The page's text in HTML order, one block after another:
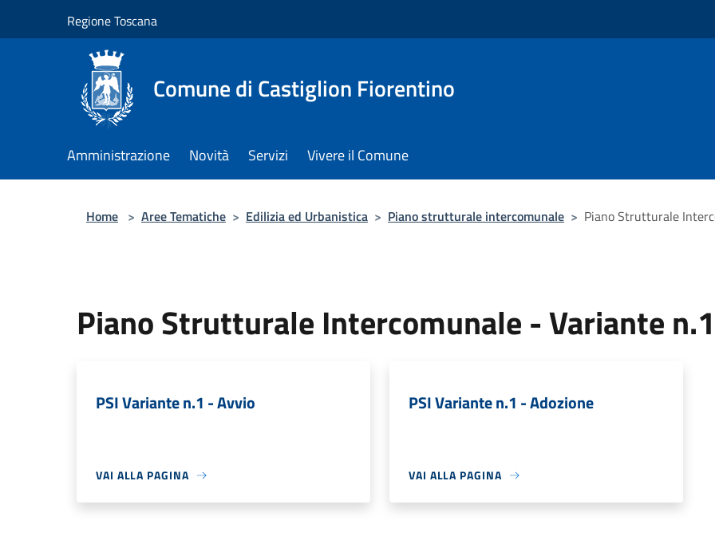
Regione Toscana
Comune di Castiglion Fiorentino
Amministrazione Novità Servizi Vivere il Comune
Home > Aree Tematiche > Edilizia ed Urbanistica > Piano strutturale intercomunale > Piano Strutturale
Piano Strutturale Intercomunale - Variante n.1
PSI Variante n.1 - Avvio
VAI ALLA PAGINA
PSI Variante n.1 - Adozione
VAI ALLA PAGINA